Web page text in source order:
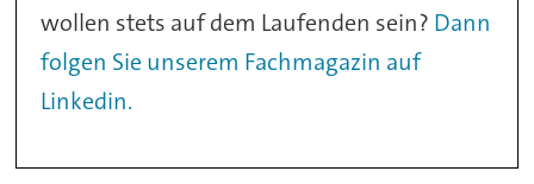
wollen stets auf dem Laufenden sein? Dann
folgen Sie unserem Fachmagazin auf
Linkedin.